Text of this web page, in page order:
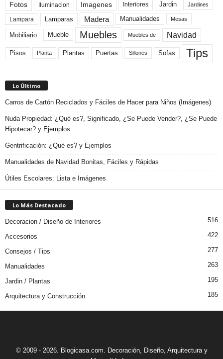
Fotos Iluminacion Imagenes Interiores Jardin Jardines
Lampara Lamparas Madera Manualidades Mesas
Mobiliario Mueble Muebles Muebles de Navidad
Pisos Planta Plantas Puertas Sillones Sofas Tips
Lo Último
Carros de Cartón Reciclados y Fáciles de Hacer para Niños (Imágenes)
Nuda Propiedad: ¿Qué es?, Significado, ¿Se Puede Vender?, ¿Se Puede
Hipotecar? y Ejemplos
Gentrificación: ¿Qué es? y Ejemplos
Manualidades de Navidad Bonitas, Fáciles y Rápidas
Útiles Escolares: Lista e Imágenes
Lo Más Destacado
Decoracion / Diseño de Interiores 516
Accesorios 422
Consejos / Tips 277
Manualidades 263
Jardin / Plantas 195
Arquitectura y Construcción 185
© 2009 - 2026. Blogicasa.com. Decoración, Diseño, Arquitectura y